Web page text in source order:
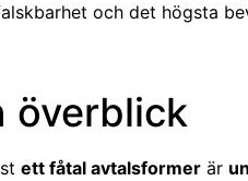
och det högsta
överblick
ett fåtal avtalsformer är